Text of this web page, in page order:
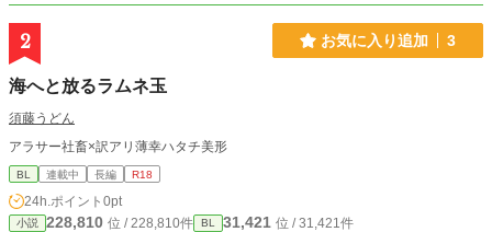
2 お気に入り追加 3
海へと放るラムネ玉
須藤うどん
アラサー社畜×訳アリ薄幸ハタチ美形
BL 連載中 長編 R18
24h.ポイント 0pt
小説 228,810 位 / 228,810件 BL 31,421 位 / 31,421件